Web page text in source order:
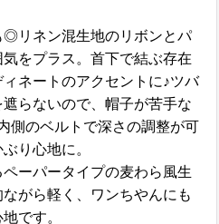
◎リネン混生地のリボンとパ
をプラス。首下で結ぶ存在
ネートのアクセントに♪ツバ
らないので、帽子が苦手な
側のベルトで深さの調整が可
り心地に。
ーパータイプの麦わら風生
がら軽く、ワンちやんにも
です。